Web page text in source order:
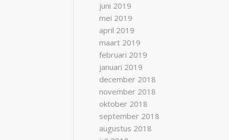
juni 2019
mei 2019
april 2019
maart 2019
februari 2019
januari 2019
december 2018
november 2018
oktober 2018
september 2018
augustus 2018